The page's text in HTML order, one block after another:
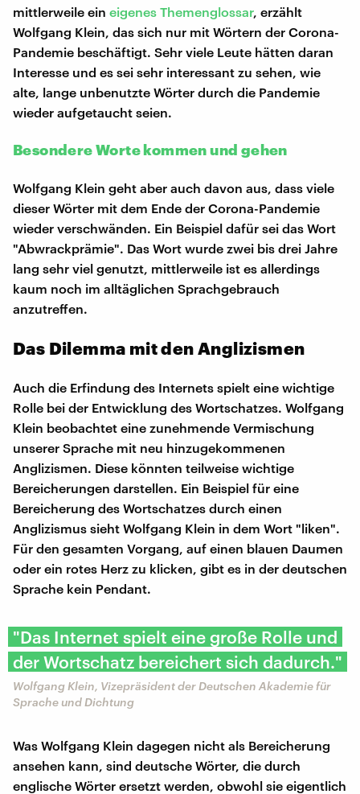
mittlerweile ein eigenes Themenglossar, erzählt
Wolfgang Klein, das sich nur mit Wörtern der Corona-
Pandemie beschäftigt. Sehr viele Leute hätten daran
Interesse und es sei sehr interessant zu sehen, wie
alte, lange unbenutzte Wörter durch die Pandemie
wieder aufgetaucht seien.
Besondere Worte kommen und gehen
Wolfgang Klein geht aber auch davon aus, dass viele
dieser Wörter mit dem Ende der Corona-Pandemie
wieder verschwänden. Ein Beispiel dafür sei das Wort
"Abwrackprämie". Das Wort wurde zwei bis drei Jahre
lang sehr viel genutzt, mittlerweile ist es allerdings
kaum noch im alltäglichen Sprachgebrauch
anzutreffen.
Das Dilemma mit den Anglizismen
Auch die Erfindung des Internets spielt eine wichtige
Rolle bei der Entwicklung des Wortschatzes. Wolfgang
Klein beobachtet eine zunehmende Vermischung
unserer Sprache mit neu hinzugekommenen
Anglizismen. Diese könnten teilweise wichtige
Bereicherungen darstellen. Ein Beispiel für eine
Bereicherung des Wortschatzes durch einen
Anglizismus sieht Wolfgang Klein in dem Wort "liken".
Für den gesamten Vorgang, auf einen blauen Daumen
oder ein rotes Herz zu klicken, gibt es in der deutschen
Sprache kein Pendant.
"Das Internet spielt eine große Rolle und
der Wortschatz bereichert sich dadurch."
Wolfgang Klein, Vizepräsident der Deutschen Akademie für
Sprache und Dichtung
Was Wolfgang Klein dagegen nicht als Bereicherung
ansehen kann, sind deutsche Wörter, die durch
englische Wörter ersetzt werden, obwohl sie eigentlich